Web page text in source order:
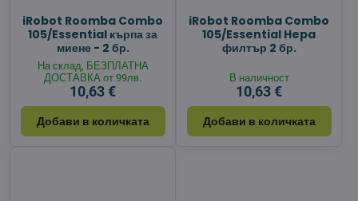
iRobot Roomba Combo
105/Essential кърпа за
миене - 2 бр.
На склад, БЕЗПЛАТНА
ДОСТАВКА от 99лв.
10,63 €
Добави в количката
iRobot Roomba Combo
105/Essential Hepa
филтър 2 бр.
В наличност
10,63 €
Добави в количката